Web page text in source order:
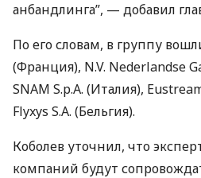
анбандлинга”, — добавил
По его словам, в группу
(Франция), N.V. Nederlandse
SNAM S.p.A. (Италия),
Flyxys S.A. (Бельгия).
Коболев уточнил, что
компаний будут